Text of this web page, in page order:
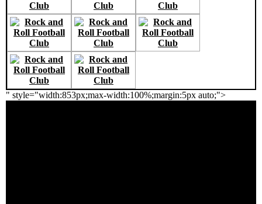
" style="width:853px;max-width:100%;margin:5px auto;">